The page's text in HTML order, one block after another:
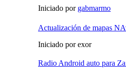
Iniciado por gabmarmo
Actualización de mapas
Iniciado por exor
Radio Android auto para